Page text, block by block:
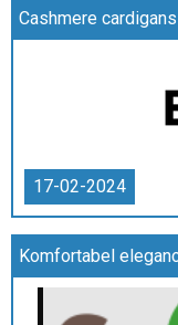
Cashmere
17-02-2024
Komfortabel